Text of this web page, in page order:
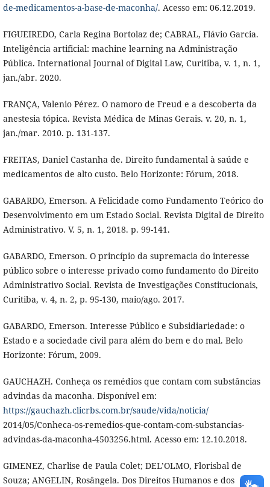
de-medicamentos-a-base-de-maconha/. Acesso em: 06.12.2019.
FIGUEIREDO, Carla Regina Bortolaz de; CABRAL, Flávio Garcia.
Inteligência artificial: machine learning na Administração
Pública. International Journal of Digital Law, Curitiba, v. 1, n. 1,
jan./abr. 2020.
FRANÇA, Valenio Pérez. O namoro de Freud e a descoberta da
anestesia tópica. Revista Médica de Minas Gerais. v. 20, n. 1,
jan./mar. 2010. p. 131-137.
FREITAS, Daniel Castanha de. Direito fundamental à saúde e
medicamentos de alto custo. Belo Horizonte: Fórum, 2018.
GABARDO, Emerson. A Felicidade como Fundamento Teórico do
Desenvolvimento em um Estado Social. Revista Digital de Direito
Administrativo. V. 5, n. 1, 2018. p. 99-141.
GABARDO, Emerson. O princípio da supremacia do interesse
público sobre o interesse privado como fundamento do Direito
Administrativo Social. Revista de Investigações Constitucionais,
Curitiba, v. 4, n. 2, p. 95-130, maio/ago. 2017.
GABARDO, Emerson. Interesse Público e Subsidiariedade: o
Estado e a sociedade civil para além do bem e do mal. Belo
Horizonte: Fórum, 2009.
GAUCHAZH. Conheça os remédios que contam com substâncias
advindas da maconha. Disponível em:
https://gauchazh.clicrbs.com.br/saude/vida/noticia/
2014/05/Conheca-os-remedios-que-contam-com-substancias-
advindas-da-maconha-4503256.html. Acesso em: 12.10.2018.
GIMENEZ, Charlise de Paula Colet; DEL’OLMO, Florisbal de
Souza; ANGELIN, Rosângela. Dos Direitos Humanos e dos